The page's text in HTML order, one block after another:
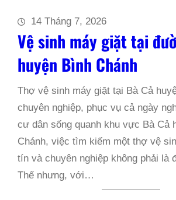
14 Tháng 7, 2026
Vệ sinh máy giặt tại
huyện Bình Chánh
Thợ vệ sinh máy giặt tại Bà Cả
chuyên nghiệp, phục vụ cả ngày
cư dân sống quanh khu vực Bà Cả
Chánh, việc tìm kiếm một thợ vệ
tín và chuyên nghiệp không phải là
Thế nhưng, với…